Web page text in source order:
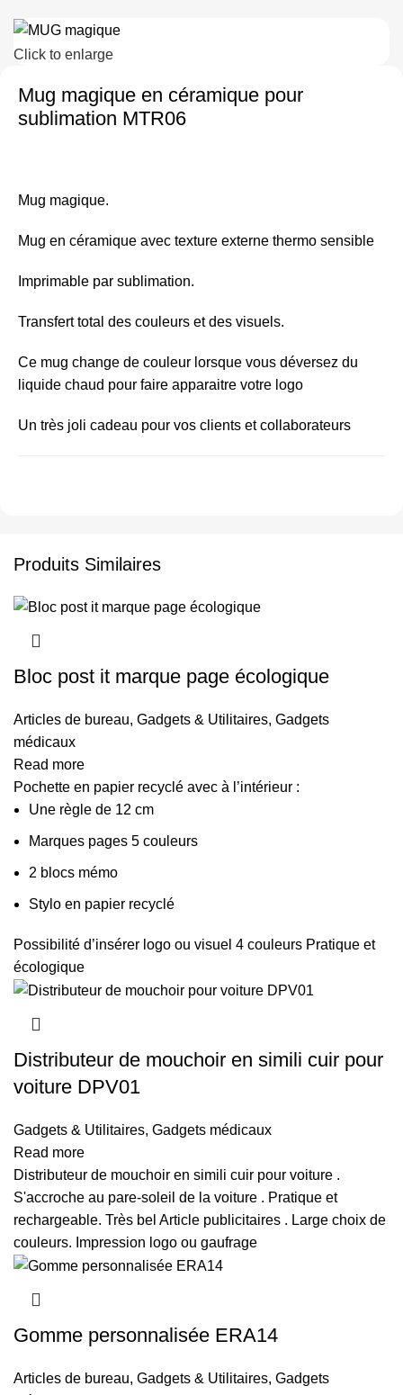
Click to enlarge
Mug magique en céramique pour
sublimation MTR06
Mug magique.
Mug en céramique avec texture externe thermo sensible
Imprimable par sublimation.
Transfert total des couleurs et des visuels.
Ce mug change de couleur lorsque vous déversez du
liquide chaud pour faire apparaitre votre logo
Un très joli cadeau pour vos clients et collaborateurs
Produits Similaires
Bloc post it marque page écologique
Articles de bureau, Gadgets & Utilitaires, Gadgets
médicaux
Read more
Pochette en papier recyclé avec à l’intérieur :
Une règle de 12 cm
Marques pages 5 couleurs
2 blocs mémo
Stylo en papier recyclé
Possibilité d’insérer logo ou visuel 4 couleurs Pratique et
écologique
Distributeur de mouchoir en simili cuir pour
voiture DPV01
Gadgets & Utilitaires, Gadgets médicaux
Read more
Distributeur de mouchoir en simili cuir pour voiture .
S'accroche au pare-soleil de la voiture . Pratique et
rechargeable. Très bel Article publicitaires . Large choix de
couleurs. Impression logo ou gaufrage
Gomme personnalisée ERA14
Articles de bureau, Gadgets & Utilitaires, Gadgets